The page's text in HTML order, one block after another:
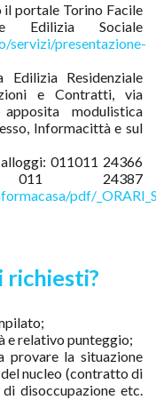
portale Torino Facile
Edilizia Sociale
servizi/presentazione-
Residenziale
e Contratti, via
modulistica
Informacittà e sul
011011 24366
24387
pdf/
richiesti?
e relativo punteggio;
provare la situazione
nucleo (contratto di
disoccupazione etc.